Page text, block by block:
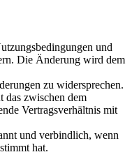
und
Die Änderung wird dem
zu widersprechen.
das zwischen dem
Vertragsverhältnis mit
und verbindlich, wenn
hat.